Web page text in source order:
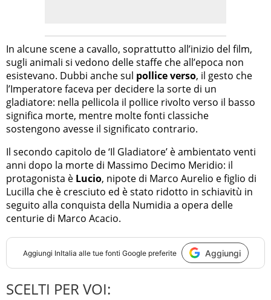
In alcune scene a cavallo, soprattutto all’inizio del film,
sugli animali si vedono delle staffe che all’epoca non
esistevano. Dubbi anche sul pollice verso, il gesto che
l’Imperatore faceva per decidere la sorte di un
gladiatore: nella pellicola il pollice rivolto verso il basso
significa morte, mentre molte fonti classiche
sostengono avesse il significato contrario.
Il secondo capitolo de ‘Il Gladiatore’ è ambientato venti
anni dopo la morte di Massimo Decimo Meridio: il
protagonista è Lucio, nipote di Marco Aurelio e figlio di
Lucilla che è cresciuto ed è stato ridotto in schiavitù in
seguito alla conquista della Numidia a opera delle
centurie di Marco Acacio.
Aggiungi InItalia alle tue fonti Google preferite Aggiungi
SCELTI PER VOI: